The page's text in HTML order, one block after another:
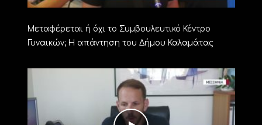
Μεταφέρεται ή όχι το Συμβουλευτικό Κέντρο
Γυναικών; Η απάντηση του Δήμου Καλαμάτας